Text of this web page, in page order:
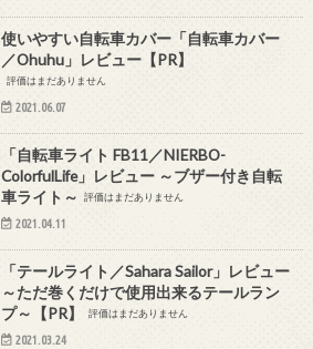
使いやすい自転車カバー「自転車カバー
／Ohuhu」レビュー【PR】
評価はまだありません
2021.06.07
「自転車ライト FB11／NIERBO-
ColorfulLife」レビュー ～ブザー付き自転
車ライト～
評価はまだありません
2021.04.11
「テールライト／Sahara Sailor」レビュー
～ただ巻くだけで使用出来るテールラン
プ～【PR】
評価はまだありません
2021.03.24